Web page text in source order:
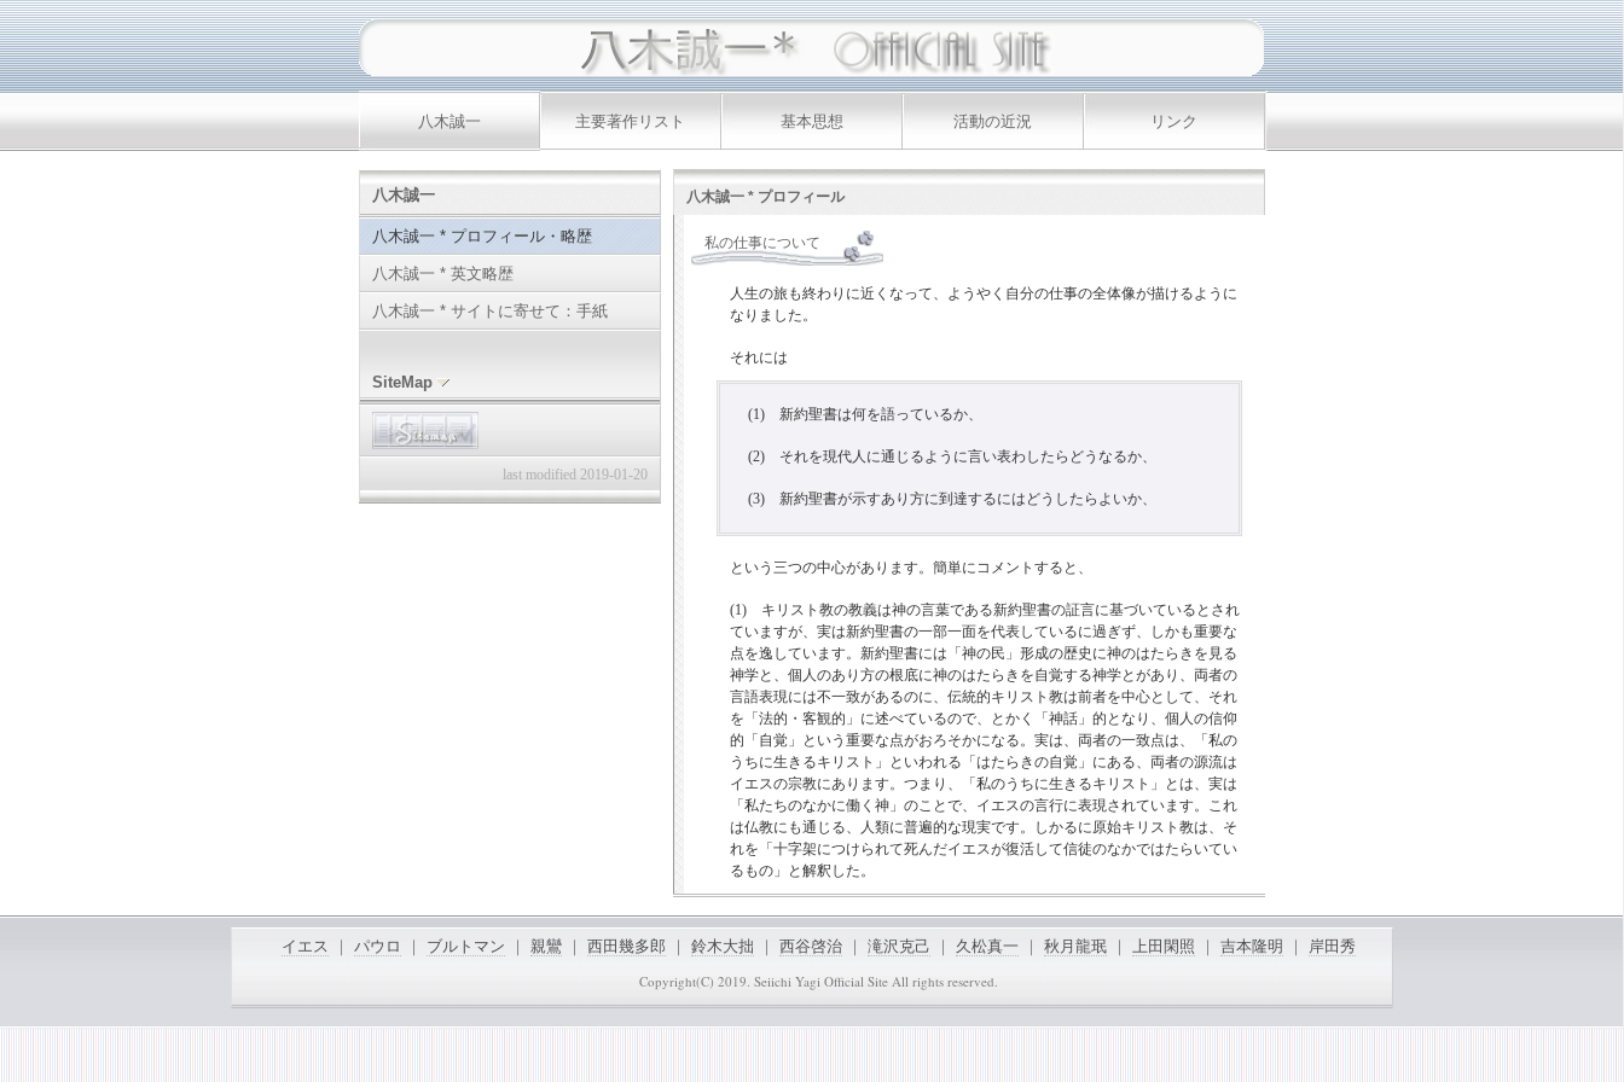
八木誠一 主要著作リスト 基本思想 活動の近況 リンク
八木誠一 * プロフィール
私の仕事について
人生の旅も終わりに近くなって、ようやく自分の仕事の全体像が描けるように
なりました。
それには
(1) 新約聖書は何を語っているか、
(2) それを現代人に通じるように言い表わしたらどうなるか、
(3) 新約聖書が示すあり方に到達するにはどうしたらよいか、
という三つの中心があります。簡単にコメントすると、
(1) キリスト教の教義は神の言葉である新約聖書の証言に基づいているとされ
ていますが、実は新約聖書の一部一面を代表しているに過ぎず、しかも重要な
点を逸しています。新約聖書には「神の民」形成の歴史に神のはたらきを見る
神学と、個人のあり方の根底に神のはたらきを自覚する神学とがあり、両者の
言語表現には不一致があるのに、伝統的キリスト教は前者を中心として、それ
を「法的・客観的」に述べているので、とかく「神話」的となり、個人の信仰
的「自覚」という重要な点がおろそかになる。実は、両者の一致点は、「私の
うちに生きるキリスト」といわれる「はたらきの自覚」にある、両者の源流は
イエスの宗教にあります。つまり、「私のうちに生きるキリスト」とは、実は
「私たちのなかに働く神」のことで、イエスの言行に表現されています。これ
は仏教にも通じる、人類に普遍的な現実です。しかるに原始キリスト教は、そ
れを「十字架につけられて死んだイエスが復活して信徒のなかではたらいてい
るもの」と解釈した。
(2) では「われわれのなかではたらく神」（いわゆる「うちなるキリスト」の
はたらき）とは何かといえば、それはパウロが「キリストのからだ」と呼んだ
教会形成にヒントがあり、客観的・主体的に確認可能な「統合作用」として、
宗教哲学的に一般化できます。これは自我よりも深く、自我を正常に動かすは
八木誠一
八木誠一 * プロフィール・略歴
八木誠一 * 英文略歴
八木誠一 * サイトに寄せて：手紙
SiteMap
last modified 2019-01-20
イエス ｜ パウロ ｜ ブルトマン ｜ 親鸞｜ 西田幾多郎 ｜ 鈴木大拙 ｜ 西谷啓治｜ 滝沢克己 ｜ 久松真一 ｜ 秋月龍珉｜ 上田閑照 ｜ 吉本隆明 ｜ 岸田秀
Copyright(C) 2019. Seiichi Yagi Official Site All rights reserved.